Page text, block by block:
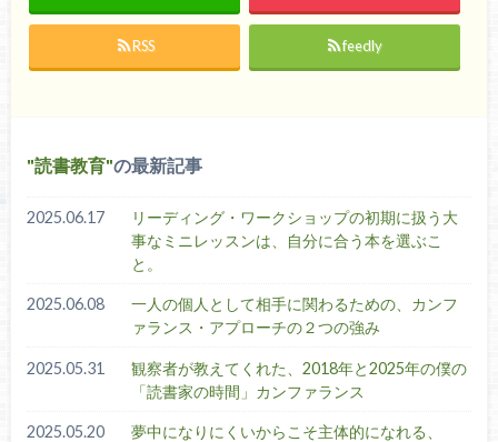
RSS feedly
読書教育 の最新記事
2025.06.17
リーディング・ワークショップの初期に扱う大
事なミニレッスンは、自分に合う本を選ぶこ
と。
2025.06.08
一人の個人として相手に関わるための、カンフ
ァランス・アプローチの２つの強み
2025.05.31
観察者が教えてくれた、2018年と2025年の僕の
「読書家の時間」カンファランス
2025.05.20
夢中になりにくいからこそ主体的になれる、